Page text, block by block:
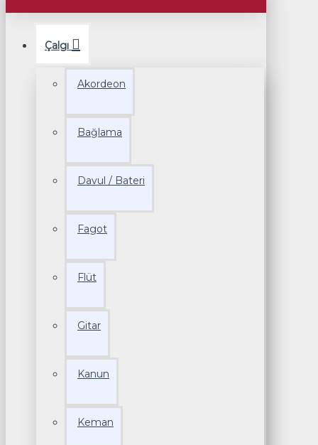
Çalgı
Akordeon
Bağlama
Davul / Bateri
Fagot
Flüt
Gitar
Kanun
Keman